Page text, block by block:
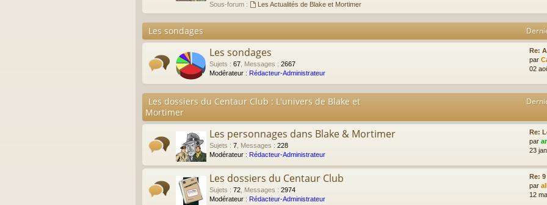
Sous-forum :
Les Actualités de Blake et Mortimer
Les sondages
Les sondages
Sujets : 67 Messages : 2667
Modérateur : Rédacteur-Administrateur
Re:
par
02
Les dossiers du Centaur Club : L'univers de Blake et
Mortimer
Les personnages dans Blake & Mortimer
Sujets : 7 Messages : 228
Modérateur : Rédacteur-Administrateur
Re:
par
23
Les dossiers du Centaur Club
Sujets : 72 Messages : 2974
Modérateur : Rédacteur-Administrateur
Re:
par
12